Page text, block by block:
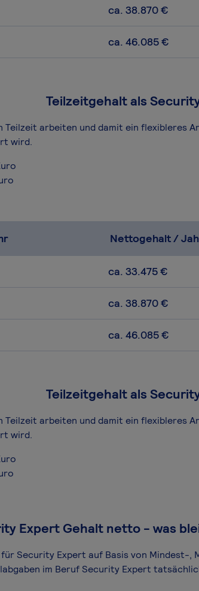
ca. 38.870 €
ca. 46.085 €
Teilzeitgehalt als
arbeiten und damit ein flexibleres
wird.
Nettogehalt /
ca. 33.475 €
ca. 38.870 €
ca. 46.085 €
Teilzeitgehalt als
arbeiten und damit ein flexibleres
wird.
Expert Gehalt netto - was
Security Expert auf Basis von Mindest-,
im Beruf Security Expert